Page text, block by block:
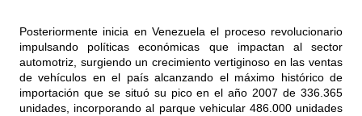
Posteriormente inicia en Venezuela el proceso revolucionario
impulsando políticas económicas que impactan al sector
automotriz, surgiendo un crecimiento vertiginoso en las ventas
de vehículos en el país alcanzando el máximo histórico de
importación que se situó su pico en el año 2007 de 336.365
unidades, incorporando al parque vehicular 486.000 unidades